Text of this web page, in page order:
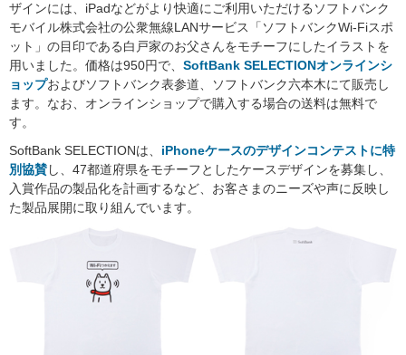
ザインには、iPadなどがより快適にご利用いただけるソフトバンク
モバイル株式会社の公衆無線LANサービス「ソフトバンクWi-Fiスポ
ット」の目印である白戸家のお父さんをモチーフにしたイラストを
用いました。価格は950円で、 SoftBank SELECTIONオンラインシ
ョップおよびソフトバンク表参道、ソフトバンク六本木にて販売し
ます。なお、オンラインショップで購入する場合の送料は無料で
す。
SoftBank SELECTIONは、 iPhoneケースのデザインコンテストに特
別協賛し、47都道府県をモチーフとしたケースデザインを募集し、
入賞作品の製品化を計画するなど、お客さまのニーズや声に反映し
た製品展開に取り組んでいます。